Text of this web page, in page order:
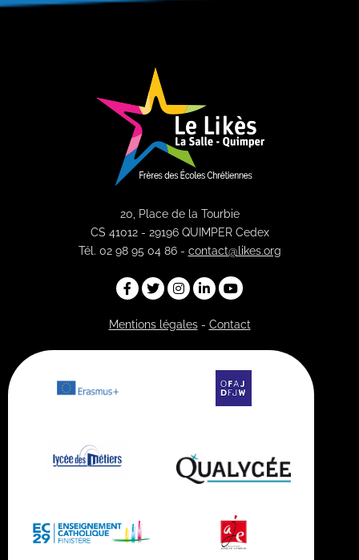
20, Place de la Tourbie
CS 41012 - 29196 QUIMPER Cedex
Tél. 02 98 95 04 86 - contact@likes.org
Mentions légales- Contact